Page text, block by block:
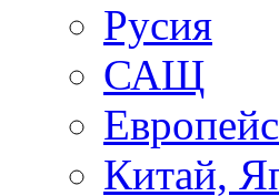
Русия
САЩ
Китай,